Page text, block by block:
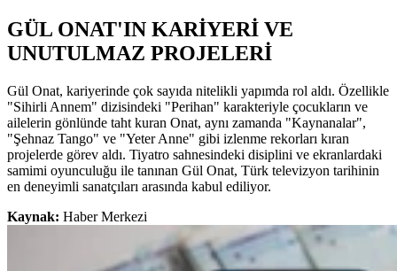
GÜL ONAT'IN KARİYERİ VE
UNUTULMAZ PROJELERİ
Gül Onat, kariyerinde çok sayıda nitelikli yapımda rol aldı. Özellikle
"Sihirli Annem" dizisindeki "Perihan" karakteriyle çocukların ve
ailelerin gönlünde taht kuran Onat, aynı zamanda "Kaynanalar",
"Şehnaz Tango" ve "Yeter Anne" gibi izlenme rekorları kıran
projelerde görev aldı. Tiyatro sahnesindeki disiplini ve ekranlardaki
samimi oyunculuğu ile tanınan Gül Onat, Türk televizyon tarihinin
en deneyimli sanatçıları arasında kabul ediliyor.
Kaynak: Haber Merkezi